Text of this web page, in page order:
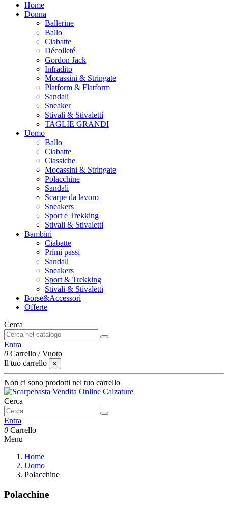
Home
Donna
Ballerine
Ballo
Ciabatte
Décolleté
Gordon Jack
Infradito
Mocassini & Stringate
Platform & Flatform
Sandali
Sneaker
Stivali & Stivaletti
TAGLIE GRANDI
Uomo
Ballo
Ciabatte
Classiche
Mocassini & Stringate
Polacchine
Sandali
Scarpe da lavoro
Sneakers
Sport e Trekking
Stivali & Stivaletti
Bambini
Ciabatte
Primi passi
Sandali
Sneakers
Sport & Trekking
Stivali & Stivaletti
Borse&Accessori
Offerte
Cerca
Entra
0 Carrello /Vuoto
Il tuo carrello
×
Non ci sono prodotti nel tuo carrello
Cerca
Entra
0 Carrello
Menu
Home
Uomo
Polacchine
Polacchine